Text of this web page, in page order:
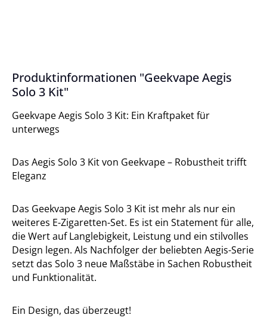
Produktinformationen "Geekvape Aegis
Solo 3 Kit"
Geekvape Aegis Solo 3 Kit: Ein Kraftpaket für
unterwegs
Das Aegis Solo 3 Kit von Geekvape – Robustheit trifft
Eleganz
Das Geekvape Aegis Solo 3 Kit ist mehr als nur ein
weiteres E-Zigaretten-Set. Es ist ein Statement für alle,
die Wert auf Langlebigkeit, Leistung und ein stilvolles
Design legen. Als Nachfolger der beliebten Aegis-Serie
setzt das Solo 3 neue Maßstäbe in Sachen Robustheit
und Funktionalität.
Ein Design, das überzeugt!